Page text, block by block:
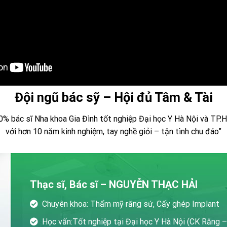
Đội ngũ bác sỹ – Hội đủ Tâm & Tài
bác sĩ Nha khoa Gia Đình tốt nghiệp Đại học Y Hà Nội và
với hơn 10 năm kinh nghiệm, tay nghề giỏi – tận tình chu đáo”
Thạc sĩ, Bác sĩ – NGUYỄN THẠC HẢI
Chuyên khoa: Thẩm mỹ răng sứ, Cấy ghép Implant
Học vấn:Tốt nghiệp tại Đại học Y Hà Nội (CK Răng